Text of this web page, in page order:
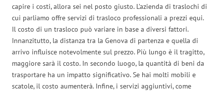
capire i costi, allora sei nel posto giusto. L’azienda di traslochi di
cui parliamo offre servizi di trasloco professionali a prezzi equi.
Il costo di un trasloco può variare in base a diversi fattori.
Innanzitutto, la distanza tra la Genova di partenza e quella di
arrivo influisce notevolmente sul prezzo. Più lungo è il tragitto,
maggiore sarà il costo. In secondo luogo, la quantità di beni da
trasportare ha un impatto significativo. Se hai molti mobili e
scatole, il costo aumenterà. Infine, i servizi aggiuntivi, come